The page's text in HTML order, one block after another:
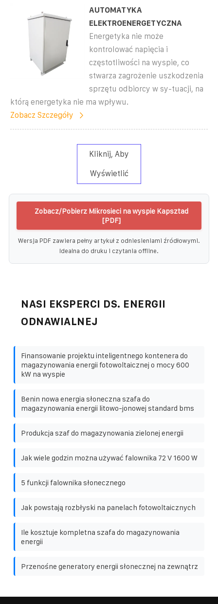
AUTOMATYKA
ELEKTROENERGETYCZNA
Energetyka nie może
kontrolować napięcia i
częstotliwości na wyspie, co
stwarza zagrożenie uszkodzenia
sprzętu odbiorcy w sy-tuacji, na
którą energetyka nie ma wpływu.
Zobacz Szczegóły
Kliknij, Aby
Wyświetlić
Zobacz/Pobierz Mikrosieci na wyspie Kapsztad
[PDF]
Wersja PDF zawiera pełny artykuł z odniesieniami źródłowymi.
Idealna do druku i czytania offline.
NASI EKSPERCI DS. ENERGII
ODNAWIALNEJ
Finansowanie projektu inteligentnego kontenera do
magazynowania energii fotowoltaicznej o mocy 600
kW na wyspie
Benin nowa energia słoneczna szafa do
magazynowania energii litowo-jonowej standard bms
Produkcja szaf do magazynowania zielonej energii
Jak wiele godzin można używać falownika 72 V 1600 W
5 funkcji falownika słonecznego
Jak powstają rozbłyski na panelach fotowoltaicznych
Ile kosztuje kompletna szafa do magazynowania
energii
Przenośne generatory energii słonecznej na zewnątrz